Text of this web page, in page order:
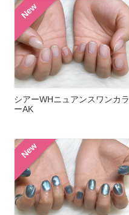
New
シアーWHニュアンスワンカラ
ーAK
New